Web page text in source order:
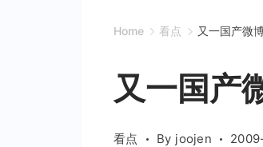
Home 看点 又一国产微
又一国产
看点 By joojen